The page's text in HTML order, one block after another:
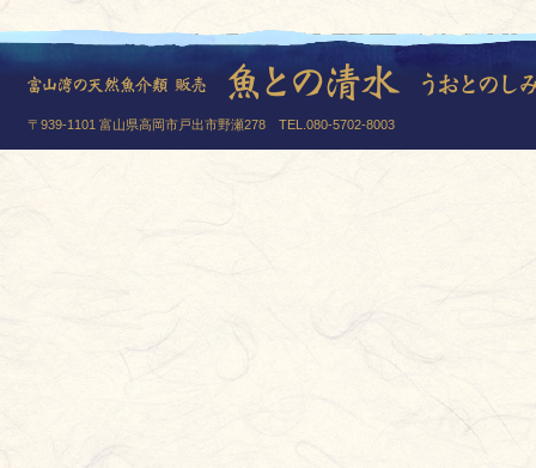
〒939-1101 富山県高岡市戸出市野瀬278 TEL.080-5702-8003